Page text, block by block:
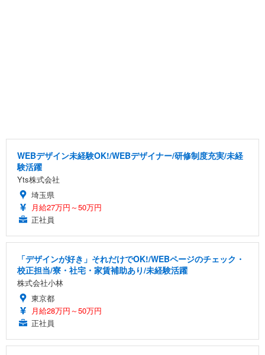
WEBデザイン未経験OK!/WEBデザイナー/研修制度充実/未経
験活躍
Yts株式会社
埼玉県
月給27万円～50万円
正社員
「デザインが好き」それだけでOK!/WEBページのチェック・
校正担当/寮・社宅・家賃補助あり/未経験活躍
株式会社小林
東京都
月給28万円～50万円
正社員